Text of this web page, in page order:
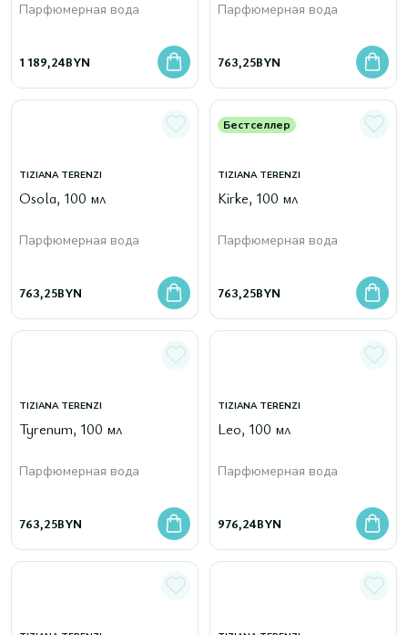
Парфюмерная вода
1 189,24BYN
Парфюмерная вода
763,25BYN
TIZIANA TERENZI
Osola, 100 мл
Парфюмерная вода
763,25BYN
Бестселлер
TIZIANA TERENZI
Kirke, 100 мл
Парфюмерная вода
763,25BYN
TIZIANA TERENZI
Tyrenum, 100 мл
Парфюмерная вода
763,25BYN
TIZIANA TERENZI
Leo, 100 мл
Парфюмерная вода
976,24BYN